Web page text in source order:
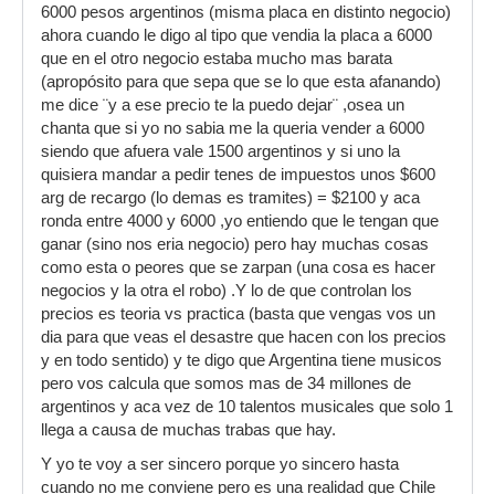
6000 pesos argentinos (misma placa en distinto negocio)
ahora cuando le digo al tipo que vendia la placa a 6000
que en el otro negocio estaba mucho mas barata
(apropósito para que sepa que se lo que esta afanando)
me dice ¨y a ese precio te la puedo dejar¨ ,osea un
chanta que si yo no sabia me la queria vender a 6000
siendo que afuera vale 1500 argentinos y si uno la
quisiera mandar a pedir tenes de impuestos unos $600
arg de recargo (lo demas es tramites) = $2100 y aca
ronda entre 4000 y 6000 ,yo entiendo que le tengan que
ganar (sino nos eria negocio) pero hay muchas cosas
como esta o peores que se zarpan (una cosa es hacer
negocios y la otra el robo) .Y lo de que controlan los
precios es teoria vs practica (basta que vengas vos un
dia para que veas el desastre que hacen con los precios
y en todo sentido) y te digo que Argentina tiene musicos
pero vos calcula que somos mas de 34 millones de
argentinos y aca vez de 10 talentos musicales que solo 1
llega a causa de muchas trabas que hay.
Y yo te voy a ser sincero porque yo sincero hasta
cuando no me conviene pero es una realidad que Chile